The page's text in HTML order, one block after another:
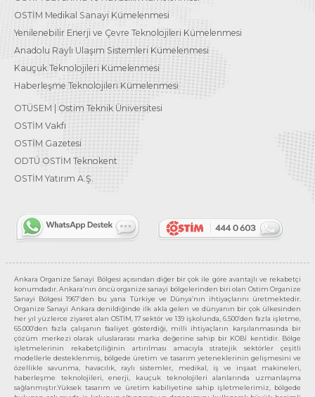
OSTİM Medikal Sanayi Kümelenmesi
Yenilenebilir Enerji ve Çevre Teknolojileri Kümelenmesi
Anadolu Raylı Ulaşım Sistemleri Kümelenmesi
Kauçuk Teknolojileri Kümelenmesi
Haberleşme Teknolojileri Kümelenmesi
OTÜSEM | Ostim Teknik Üniversitesi
OSTİM Vakfı
OSTİM Gazetesi
ODTÜ OSTİM Teknokent
OSTİM Yatırım A.Ş.
Ankara Organize Sanayi Bölgesi açısından diğer bir çok ile göre avantajlı ve rekabetçi
konumdadır. Ankara’nın öncü organize sanayi bölgelerinden biri olan Ostim Organize
Sanayi Bölgesi 1967’den bu yana Türkiye ve Dünya’nın ihtiyaçlarını üretmektedir.
Organize Sanayi Ankara denildiğinde ilk akla gelen ve dünyanın bir çok ülkesinden
her yıl yüzlerce ziyaret alan OSTİM, 17 sektör ve 139 işkolunda, 6.500’den fazla işletme,
65.000’den fazla çalışanın faaliyet gösterdiği, milli ihtiyaçların karşılanmasında bir
çözüm merkezi olarak uluslararası marka değerine sahip bir KOBİ kentidir. Bölge
işletmelerinin rekabetçiliğinin artırılması amacıyla stratejik sektörler çeşitli
modellerle desteklenmiş, bölgede üretim ve tasarım yeteneklerinin gelişmesini ve
özellikle savunma, havacılık, raylı sistemler, medikal, iş ve inşaat makineleri,
haberleşme teknolojileri, enerji, kauçuk teknolojileri alanlarında uzmanlaşma
sağlanmıştır.Yüksek tasarım ve üretim kabiliyetine sahip işletmelerimiz, bölgede